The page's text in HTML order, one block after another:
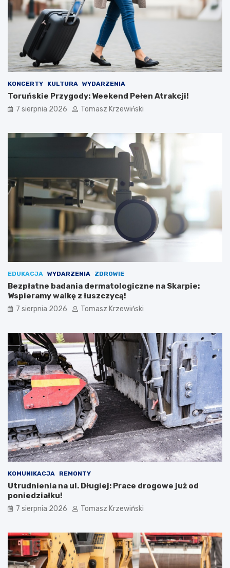
KONCERTY KULTURA WYDARZENIA
Toruńskie Przygody: Weekend Pełen Atrakcji!
7 sierpnia 2026 Tomasz Krzewiński
EDUKACJA WYDARZENIA ZDROWIE
Bezpłatne badania dermatologiczne na Skarpie:
Wspieramy walkę z łuszczycą!
7 sierpnia 2026 Tomasz Krzewiński
KOMUNIKACJA REMONTY
Utrudnienia na ul. Długiej: Prace drogowe już od
poniedziałku!
7 sierpnia 2026 Tomasz Krzewiński